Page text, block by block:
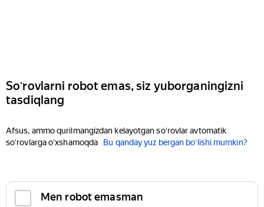
Soʻrovlarni robot emas, siz yuborganingizni
tasdiqlang
Afsus, ammo qurilmangizdan kelayotgan soʻrovlar avtomatik
soʻrovlarga oʻxshamoqda
Bu qanday yuz bergan boʻlishi mumkin?
Men robot emasman